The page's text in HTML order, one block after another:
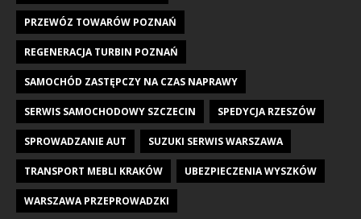
PRZEWÓZ TOWARÓW POZNAŃ
REGENERACJA TURBIN POZNAŃ
SAMOCHÓD ZASTĘPCZY NA CZAS NAPRAWY
SERWIS SAMOCHODOWY SZCZECIN SPEDYCJA RZESZÓW
SPROWADZANIE AUT SUZUKI SERWIS WARSZAWA
TRANSPORT MEBLI KRAKÓW UBEZPIECZENIA WYSZKÓW
WARSZAWA PRZEPROWADZKI